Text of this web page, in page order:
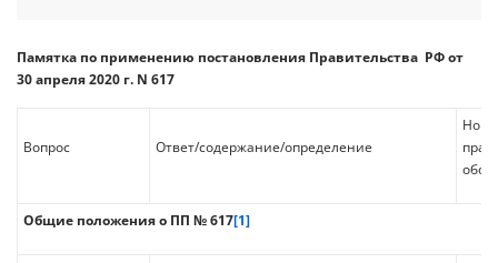
Памятка по применению постановления Правительства РФ от
30 апреля 2020 г. N 617
Вопрос Ответ/содержание/определение
Общие положения о ПП № 617[1]